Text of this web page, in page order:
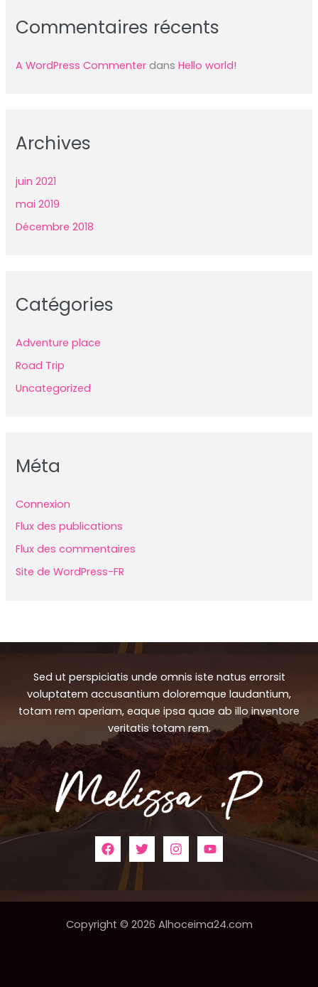
Commentaires récents
A WordPress Commenter dansHello world!
Archives
juin2021
mai2019
Décembre2018
Catégories
Adventure place
Road Trip
Uncategorized
Méta
Connexion
Flux des publications
Flux des commentaires
Site de WordPress-FR
Sed ut perspiciatis unde omnis iste natus errorsit
voluptatem accusantium doloremque laudantium,
totam rem aperiam, eaque ipsa quae ab illo inventore
veritatis totam rem.
Copyright © 2026 Alhoceima24.com